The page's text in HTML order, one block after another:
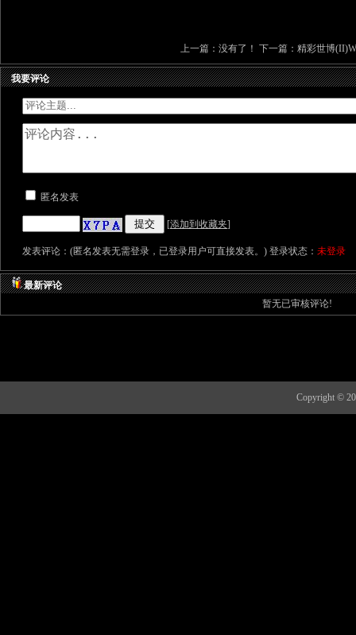
上一篇：没有了！ 下一篇： 精彩世博
我要评论
匿名发表
[添加到收藏夹]
发表评论：(匿名发表无需登录，已登录用户可直接发表。) 登录状态： 未登录
最新评论
暂无已审核评论!
Copyright ©